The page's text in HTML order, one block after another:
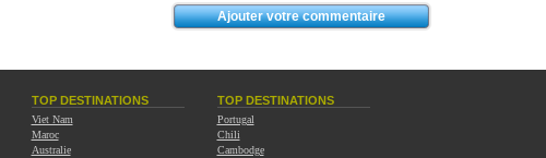
TOP DESTINATIONS
Viet Nam
Maroc
Australie
TOP DESTINATIONS
Portugal
Chili
Cambodge